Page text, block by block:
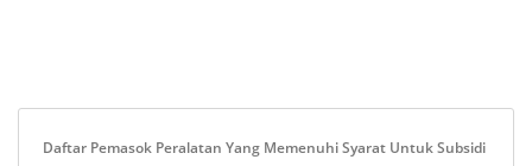
Daftar Pemasok Peralatan Yang Memenuhi Syarat Untuk Subsidi